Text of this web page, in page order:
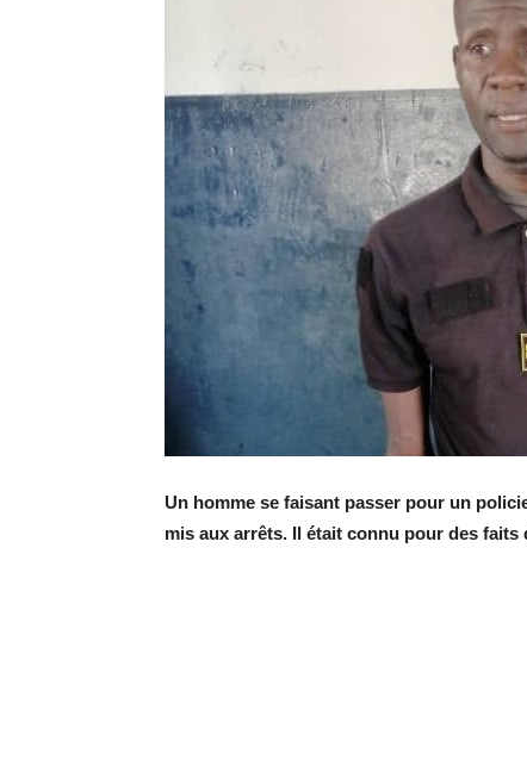
Un homme se faisant passer pour un
mis aux arrêts. Il était connu pour des